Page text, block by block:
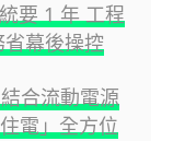
要 1 年 工程
幕後操控
合流動電源
電」全方位